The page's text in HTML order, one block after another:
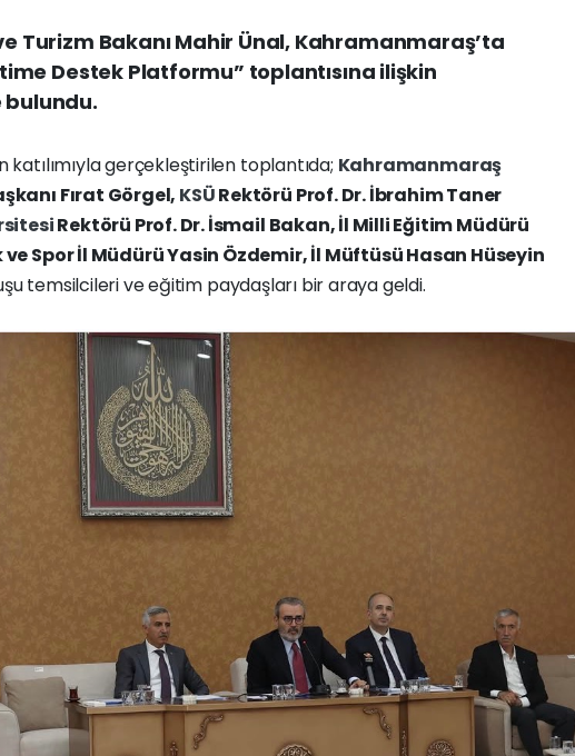
Turizm Bakanı Mahir Ünal, Kahramanmaraş’ta
Destek Platformu” toplantısına ilişkin
katılımıyla gerçekleştirilen toplantıda; Kahramanmaraş
Fırat Görgel, KSÜRektörü Prof. Dr. İbrahim Taner
Rektörü Prof. Dr. İsmail Bakan, İl Milli Eğitim Müdürü
Spor İl Müdürü Yasin Özdemir, İl Müftüsü Hasan Hüseyin
temsilcileri ve eğitim paydaşları bir araya geldi.